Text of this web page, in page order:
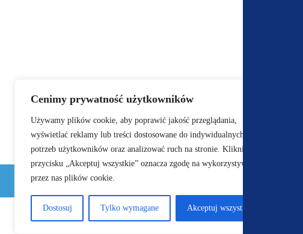
Cenimy prywatność użytkowników
Używamy plików cookie, aby poprawić jakość przeglądania,
wyświetlać reklamy lub treści dostosowane do indywidualnych
potrzeb użytkowników oraz analizować ruch na stronie. Kliknięcie
przycisku „Akceptuj wszystkie” oznacza zgodę na wykorzystywanie
przez nas plików cookie.
Dostosuj Tylko wymagane Akceptuj wszystko